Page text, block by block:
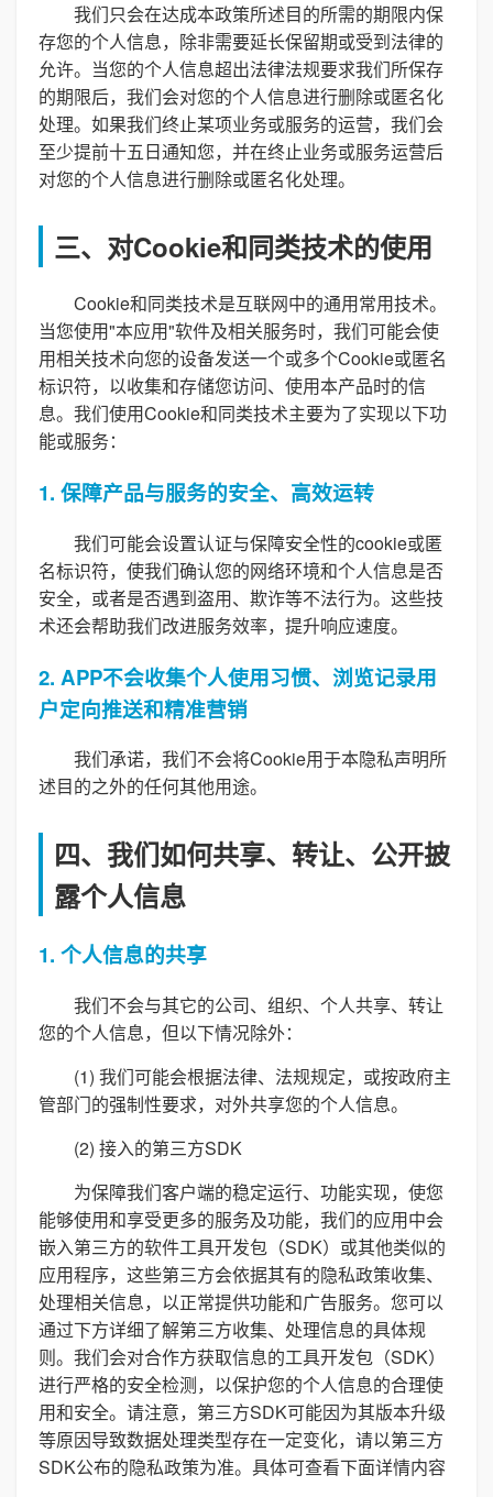
我们只会在达成本政策所述目的所需的期限内保
存您的个人信息，除非需要延长保留期或受到法律的
允许。当您的个人信息超出法律法规要求我们所保存
的期限后，我们会对您的个人信息进行删除或匿名化
处理。如果我们终止某项业务或服务的运营，我们会
至少提前十五日通知您，并在终止业务或服务运营后
对您的个人信息进行删除或匿名化处理。
三、对Cookie和同类技术的使用
Cookie和同类技术是互联网中的通用常用技术。
当您使用"本应用"软件及相关服务时，我们可能会使
用相关技术向您的设备发送一个或多个Cookie或匿名
标识符，以收集和存储您访问、使用本产品时的信
息。我们使用Cookie和同类技术主要为了实现以下功
能或服务：
1. 保障产品与服务的安全、高效运转
我们可能会设置认证与保障安全性的cookie或匿
名标识符，使我们确认您的网络环境和个人信息是否
安全，或者是否遇到盗用、欺诈等不法行为。这些技
术还会帮助我们改进服务效率，提升响应速度。
2. APP不会收集个人使用习惯、浏览记录用
户定向推送和精准营销
我们承诺，我们不会将Cookie用于本隐私声明所
述目的之外的任何其他用途。
四、我们如何共享、转让、公开披
露个人信息
1. 个人信息的共享
我们不会与其它的公司、组织、个人共享、转让
您的个人信息，但以下情况除外：
(1) 我们可能会根据法律、法规规定，或按政府主
管部门的强制性要求，对外共享您的个人信息。
(2) 接入的第三方SDK
为保障我们客户端的稳定运行、功能实现，使您
能够使用和享受更多的服务及功能，我们的应用中会
嵌入第三方的软件工具开发包（SDK）或其他类似的
应用程序，这些第三方会依据其有的隐私政策收集、
处理相关信息，以正常提供功能和广告服务。您可以
通过下方详细了解第三方收集、处理信息的具体规
则。我们会对合作方获取信息的工具开发包（SDK）
进行严格的安全检测，以保护您的个人信息的合理使
用和安全。请注意，第三方SDK可能因为其版本升级
等原因导致数据处理类型存在一定变化，请以第三方
SDK公布的隐私政策为准。具体可查看下面详情内容